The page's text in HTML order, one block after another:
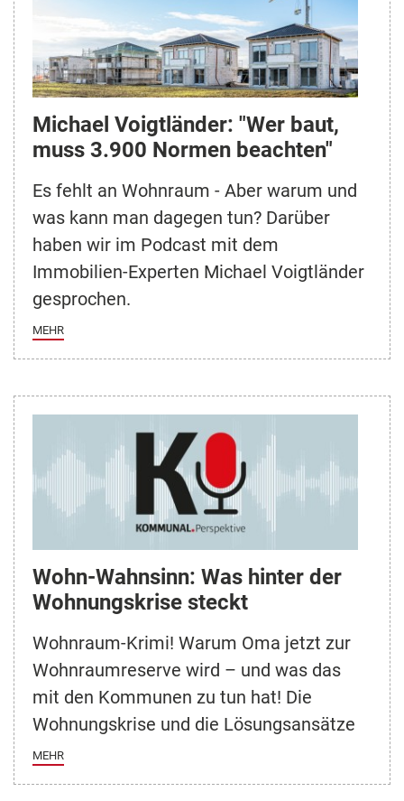
Michael Voigtländer: "Wer baut,
muss 3.900 Normen beachten"
Es fehlt an Wohnraum - Aber warum und
was kann man dagegen tun? Darüber
haben wir im Podcast mit dem
Immobilien-Experten Michael Voigtländer
gesprochen.
MEHR
Wohn-Wahnsinn: Was hinter der
Wohnungskrise steckt
Wohnraum-Krimi! Warum Oma jetzt zur
Wohnraumreserve wird – und was das
mit den Kommunen zu tun hat! Die
Wohnungskrise und die Lösungsansätze
MEHR